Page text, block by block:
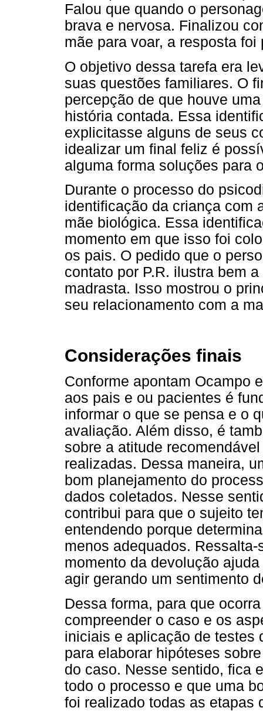
Falou que quando o
brava e nervosa. Finalizou
mãe para voar, a resposta
O objetivo dessa tarefa era
suas questões familiares. O
percepção de que houve
história contada. Essa
explicitasse alguns de seus
idealizar um final feliz é
alguma forma soluções para
Durante o processo do
identificação da criança com
mãe biológica. Essa
momento em que isso foi
os pais. O pedido que o
contato por P.R. ilustra bem
madrasta. Isso mostrou o
seu relacionamento com a
Considerações finais
Conforme apontam Ocampo
aos pais e ou pacientes é
informar o que se pensa e o
avaliação. Além disso, é
sobre a atitude
realizadas. Dessa maneira,
bom planejamento do
dados coletados. Nesse
contribui para que o sujeito
entendendo porque
menos adequados.
momento da devolução
agir gerando um sentimento
Dessa forma, para que
compreender o caso e os
iniciais e aplicação de testes
para elaborar hipóteses
do caso. Nesse sentido, fica
todo o processo e que uma
foi realizado todas as etapas